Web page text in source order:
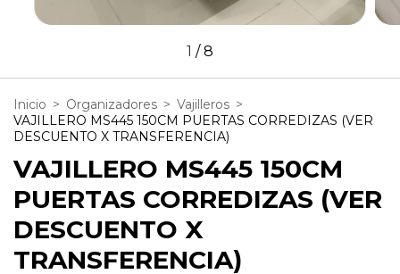
1 /8
Inicio > Organizadores > Vajilleros >
VAJILLERO MS445 150CM PUERTAS CORREDIZAS (VER
DESCUENTO X TRANSFERENCIA)
VAJILLERO MS445 150CM
PUERTAS CORREDIZAS (VER
DESCUENTO X
TRANSFERENCIA)